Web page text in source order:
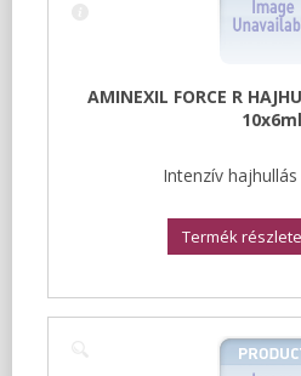
AMINEXIL FORCE R
10x6ml
Intenzív
Termék